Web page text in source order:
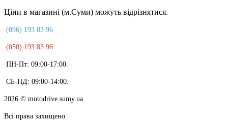
Ціни в магазині (м.Суми) можуть відрізнятися.
(096) 193 83 96
(050) 193 83 96
ПН-Пт: 09:00-17:00.
СБ-НД: 09:00-14:00.
2026 © motodrive.sumy.ua
Всі права захищено.